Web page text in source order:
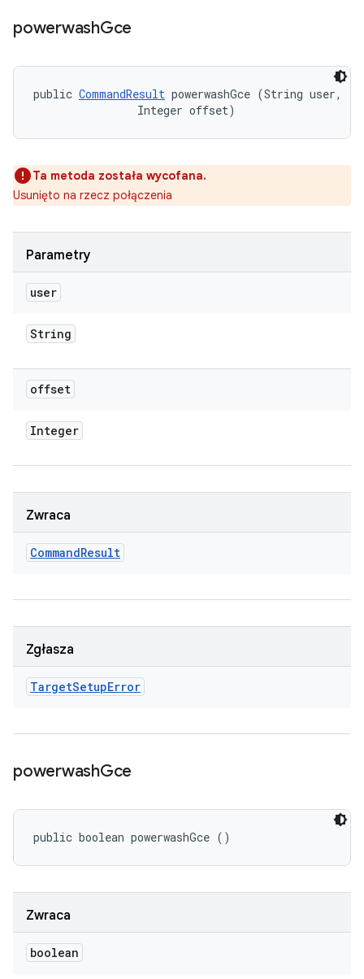
powerwashGce
public CommandResult powerwashGce (String user,
                Integer offset)
Ta metoda została wycofana.
Usunięto na rzecz połączenia
Parametry
user
String
offset
Integer
Zwraca
CommandResult
Zgłasza
TargetSetupError
powerwashGce
public boolean powerwashGce ()
Zwraca
boolean